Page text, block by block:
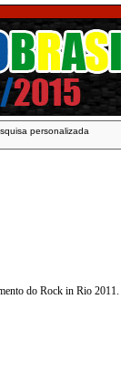
personalizada
do Rock in Rio 2011.